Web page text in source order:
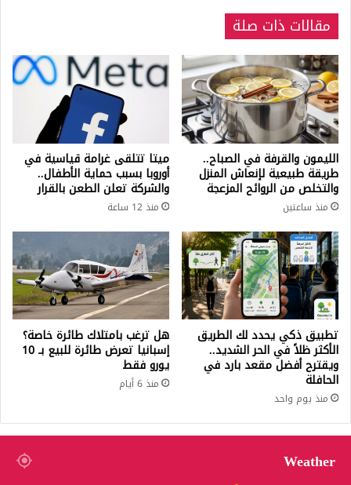
مقالات ذات صلة
الليمون والقرفة في الصباح..
طريقة طبيعية لإنعاش المنزل
والتخلص من الروائح المزعجة
منذ ساعتين
ميتا تتلقى غرامة قياسية في
أوروبا بسبب حماية الأطفال..
والشركة تعلن الطعن بالقرار
منذ 12 ساعة
تطبيق ذكي يحدد لك الطريق
الأكثر ظلاً في الحر الشديد..
ويقترح أفضل مقعد بارد في
الحافلة
منذ يوم واحد
هل ترغب بامتلاك طائرة خاصة؟
إسبانيا تعرض طائرة للبيع بـ 10
يورو فقط
منذ 6 أيام
Weather